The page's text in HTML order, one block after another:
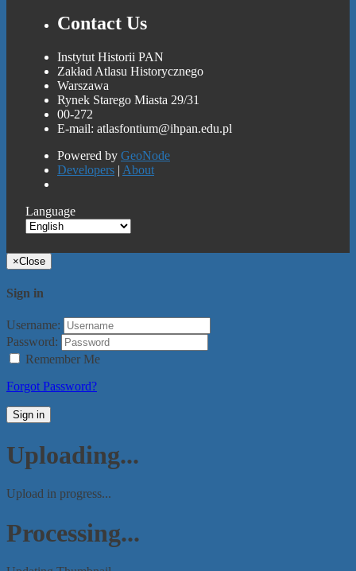
Contact Us
Instytut Historii PAN
Zakład Atlasu Historycznego
Warszawa
Rynek Starego Miasta 29/31
00-272
E-mail: atlasfontium@ihpan.edu.pl
Powered by GeoNode
Developers | About
Language
×Close
Sign in
Username:
Password:
Remember Me
Forgot Password?
Sign in
Uploading...
Upload in progress...
Processing...